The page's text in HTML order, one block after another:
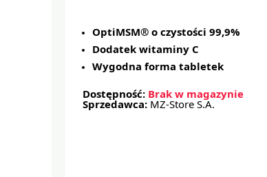
OptiMSM® o czystości 99,9%
Dodatek witaminy C
Wygodna forma tabletek
Dostępność: Brak w magazynie
Sprzedawca: MZ-Store S.A.